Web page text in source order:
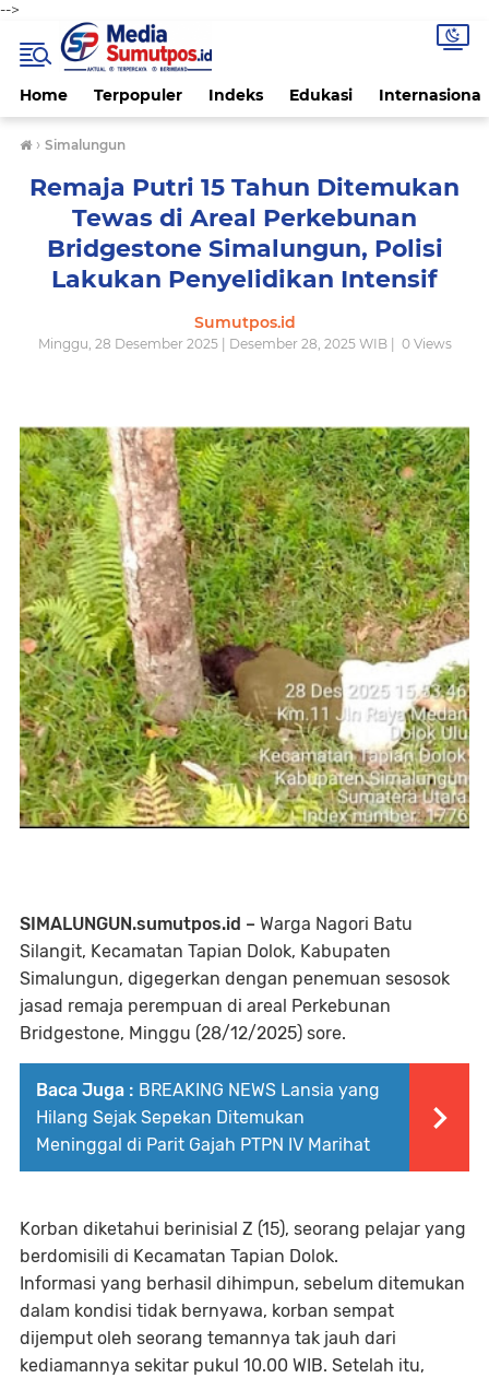
-->
Home Terpopuler Indeks Edukasi Internasional
› Simalungun
Remaja Putri 15 Tahun Ditemukan
Tewas di Areal Perkebunan
Bridgestone Simalungun, Polisi
Lakukan Penyelidikan Intensif
Sumutpos.id
Minggu, 28 Desember 2025 | Desember 28, 2025 WIB | 0Views
SIMALUNGUN.sumutpos.id – Warga Nagori Batu
Silangit, Kecamatan Tapian Dolok, Kabupaten
Simalungun, digegerkan dengan penemuan sesosok
jasad remaja perempuan di areal Perkebunan
Bridgestone, Minggu (28/12/2025) sore.
Baca Juga : BREAKING NEWS Lansia yang
Hilang Sejak Sepekan Ditemukan
Meninggal di Parit Gajah PTPN IV Marihat
Korban diketahui berinisial Z (15), seorang pelajar yang
berdomisili di Kecamatan Tapian Dolok.
Informasi yang berhasil dihimpun, sebelum ditemukan
dalam kondisi tidak bernyawa, korban sempat
dijemput oleh seorang temannya tak jauh dari
kediamannya sekitar pukul 10.00 WIB. Setelah itu,